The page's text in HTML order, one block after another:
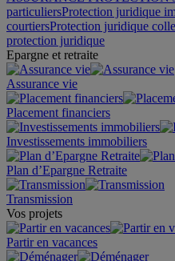
particuliersProtection juridique
courtiersProtection juridique
protection juridique
Epargne et retraite
Assurance vie
Placement financiers
Investissements immobiliers
Plan d’Epargne Retraite
Transmission
Vos projets
Partir en vacances